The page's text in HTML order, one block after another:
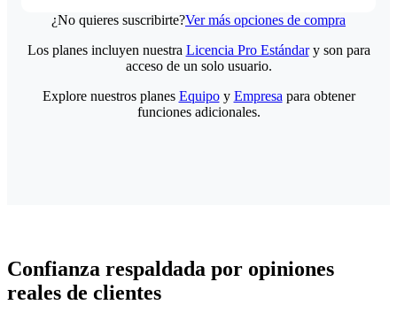
¿No quieres suscribirte?Ver más opciones de compra
Los planes incluyen nuestra Licencia Pro Estándary son para
acceso de un solo usuario.
Explore nuestros planes Equipoy Empresa para obtener
funciones adicionales.
Confianza respaldada por opiniones
reales de clientes